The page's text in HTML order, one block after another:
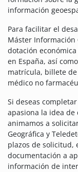
información
Para facilitar el
Máster Información
dotación
en España, así
matrícula, billete
médico no
Si deseas
apasiona la idea
animamos a
Geográfica y
plazos de solicitud,
documentación a
información de